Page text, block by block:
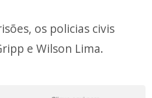
os policias civis
e Wilson Lima.